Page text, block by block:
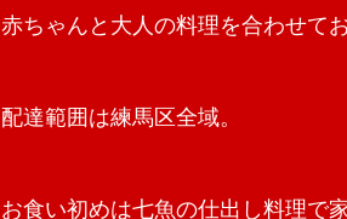
赤ちゃんと大人の料理を合わせて
配達範囲は練馬区全域。
お食い初めは七魚の仕出し料理で